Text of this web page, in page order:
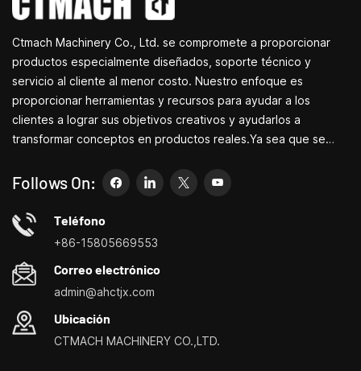
Ctmach Machinery Co., Ltd. se compromete a proporcionar
productos especialmente diseñados, soporte técnico y
servicio al cliente al menor costo. Nuestro enfoque es
proporcionar herramientas y recursos para ayudar a los
clientes a lograr sus objetivos creativos y ayudarlos a
transformar conceptos en productos reales.Ya sea que se
simplemente sea un emprendedor creativo, las pequeñas
máquinas herramienta de Bite pueden permitirle satisfacer sus
necesidades de manera más fácil, rápida y
económica.Especializados en pequeños centros de
domésticos, taladradoras y fresadoras domésticas, pequeños
tornos, taladradores y fresadores multifuncionales.
Follows On:
Teléfono
+86-15805669553
Correo electrónico
admin@ahctjx.com
Ubicación
CTMACH MACHINERY CO.,LTD.